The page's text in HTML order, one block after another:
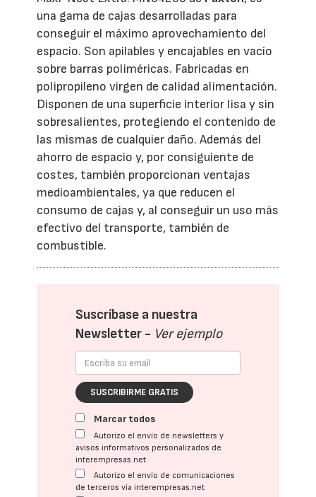
una gama de cajas desarrolladas para
conseguir el máximo aprovechamiento del
espacio. Son apilables y encajables en vacío
sobre barras poliméricas. Fabricadas en
polipropileno virgen de calidad alimentación.
Disponen de una superficie interior lisa y sin
sobresalientes, protegiendo el contenido de
las mismas de cualquier daño. Además del
ahorro de espacio y, por consiguiente de
costes, también proporcionan ventajas
medioambientales, ya que reducen el
consumo de cajas y, al conseguir un uso más
efectivo del transporte, también de
combustible.
Suscríbase a nuestra
Newsletter - Ver ejemplo
SUSCRIBIRME GRATIS
Marcar todos
Autorizo el envío de newsletters y
avisos informativos personalizados de
interempresas.net
Autorizo el envío de comunicaciones
de terceros vía interempresas.net